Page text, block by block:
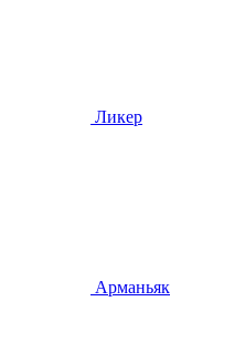
Ликер
Арманьяк